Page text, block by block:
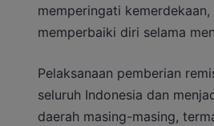
memperingati
memperbaiki diri selama
Pelaksanaan pemberian
seluruh Indonesia dan
daerah masing-masing,